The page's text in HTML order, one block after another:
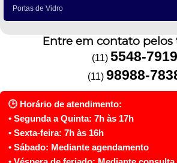
Portas de Vidro
Entre em contato pelos
(11) 5548-7919
(11) 98988-